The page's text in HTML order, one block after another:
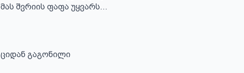
მას შვრიის ფაფა უყვარს...
ციდან გაგონილი